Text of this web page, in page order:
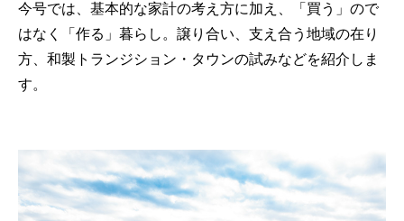
今号では、基本的な家計の考え方に加え、「買う」ので
はなく「作る」暮らし。譲り合い、支え合う地域の在り
方、和製トランジション・タウンの試みなどを紹介しま
す。